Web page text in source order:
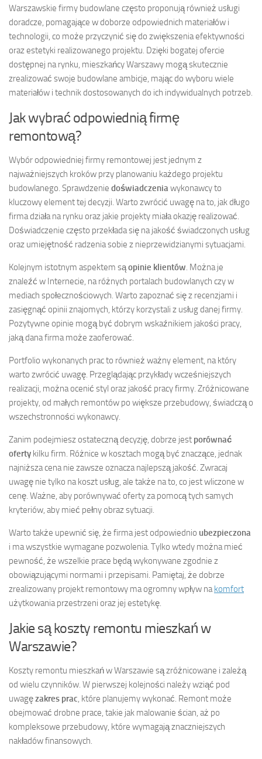
Warszawskie firmy budowlane często proponują również usługi
doradcze, pomagające w doborze odpowiednich materiałów i
technologii, co może przyczynić się do zwiększenia efektywności
oraz estetyki realizowanego projektu. Dzięki bogatej ofercie
dostępnej na rynku, mieszkańcy Warszawy mogą skutecznie
zrealizować swoje budowlane ambicje, mając do wyboru wiele
materiałów i technik dostosowanych do ich indywidualnych potrzeb.
Jak wybrać odpowiednią firmę
remontową?
Wybór odpowiedniej firmy remontowej jest jednym z
najważniejszych kroków przy planowaniu każdego projektu
budowlanego. Sprawdzenie doświadczenia wykonawcy to
kluczowy element tej decyzji. Warto zwrócić uwagę na to, jak długo
firma działa na rynku oraz jakie projekty miała okazję realizować.
Doświadczenie często przekłada się na jakość świadczonych usług
oraz umiejętność radzenia sobie z nieprzewidzianymi sytuacjami.
Kolejnym istotnym aspektem sąopinie klientów . Można je
znaleźć w Internecie, na różnych portalach budowlanych czy w
mediach społecznościowych. Warto zapoznać się z recenzjami i
zasięgnąć opinii znajomych, którzy korzystali z usług danej firmy.
Pozytywne opinie mogą być dobrym wskaźnikiem jakości pracy,
jaką dana firma może zaoferować.
Portfolio wykonanych prac to również ważny element, na który
warto zwrócić uwagę. Przeglądając przykłady wcześniejszych
realizacji, można ocenić styl oraz jakość pracy firmy. Zróżnicowane
projekty, od małych remontów po większe przebudowy, świadczą o
wszechstronności wykonawcy.
Zanim podejmiesz ostateczną decyzję, dobrze jest porównać
oferty kilku firm. Różnice w kosztach mogą być znaczące, jednak
najniższa cena nie zawsze oznacza najlepszą jakość. Zwracaj
uwagę nie tylko na koszt usług, ale także na to, co jest wliczone w
cenę. Ważne, aby porównywać oferty za pomocą tych samych
kryteriów, aby mieć pełny obraz sytuacji.
Warto także upewnić się, że firma jest odpowiednio ubezpieczona
i ma wszystkie wymagane pozwolenia. Tylko wtedy można mieć
pewność, że wszelkie prace będą wykonywane zgodnie z
obowiązującymi normami i przepisami. Pamiętaj, że dobrze
zrealizowany projekt remontowy ma ogromny wpływ na komfort
użytkowania przestrzeni oraz jej estetykę.
Jakie są koszty remontu mieszkań w
Warszawie?
Koszty remontu mieszkań w Warszawie są zróżnicowane i zależą
od wielu czynników. W pierwszej kolejności należy wziąć pod
uwagęzakres prac , które planujemy wykonać. Remont może
obejmować drobne prace, takie jak malowanie ścian, aż po
kompleksowe przebudowy, które wymagają znaczniejszych
nakładów finansowych.